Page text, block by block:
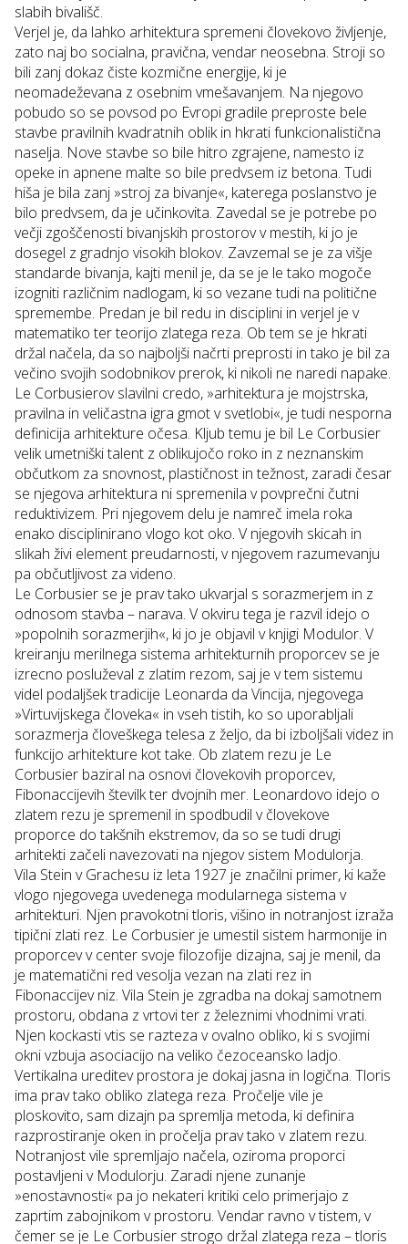
slabih bivališč.
Verjel je, da lahko arhitektura spremeni človekovo življenje,
zato naj bo socialna, pravična, vendar neosebna. Stroji so
bili zanj dokaz čiste kozmične energije, ki je
neomadeževana z osebnim vmešavanjem. Na njegovo
pobudo so se povsod po Evropi gradile preproste bele
stavbe pravilnih kvadratnih oblik in hkrati funkcionalistična
naselja. Nove stavbe so bile hitro zgrajene, namesto iz
opeke in apnene malte so bile predvsem iz betona. Tudi
hiša je bila zanj »stroj za bivanje«, katerega poslanstvo je
bilo predvsem, da je učinkovita. Zavedal se je potrebe po
večji zgoščenosti bivanjskih prostorov v mestih, ki jo je
dosegel z gradnjo visokih blokov. Zavzemal se je za višje
standarde bivanja, kajti menil je, da se je le tako mogoče
izogniti različnim nadlogam, ki so vezane tudi na politične
spremembe. Predan je bil redu in disciplini in verjel je v
matematiko ter teorijo zlatega reza. Ob tem se je hkrati
držal načela, da so najboljši načrti preprosti in tako je bil za
večino svojih sodobnikov prerok, ki nikoli ne naredi napake.
Le Corbusierov slavilni credo, »arhitektura je mojstrska,
pravilna in veličastna igra gmot v svetlobi«, je tudi nesporna
definicija arhitekture očesa. Kljub temu je bil Le Corbusier
velik umetniški talent z oblikujočo roko in z neznanskim
občutkom za snovnost, plastičnost in težnost, zaradi česar
se njegova arhitektura ni spremenila v povprečni čutni
reduktivizem. Pri njegovem delu je namreč imela roka
enako disciplinirano vlogo kot oko. V njegovih skicah in
slikah živi element preudarnosti, v njegovem razumevanju
pa občutljivost za videno.
Le Corbusier se je prav tako ukvarjal s sorazmerjem in z
odnosom stavba – narava. V okviru tega je razvil idejo o
»popolnih sorazmerjih«, ki jo je objavil v knjigi Modulor. V
kreiranju merilnega sistema arhitekturnih proporcev se je
izrecno posluževal z zlatim rezom, saj je v tem sistemu
videl podaljšek tradicije Leonarda da Vincija, njegovega
»Virtuvijskega človeka« in vseh tistih, ko so uporabljali
sorazmerja človeškega telesa z željo, da bi izboljšali videz in
funkcijo arhitekture kot take. Ob zlatem rezu je Le
Corbusier baziral na osnovi človekovih proporcev,
Fibonaccijevih številk ter dvojnih mer. Leonardovo idejo o
zlatem rezu je spremenil in spodbudil v človekove
proporce do takšnih ekstremov, da so se tudi drugi
arhitekti začeli navezovati na njegov sistem Modulorja.
Vila Stein v Grachesu iz leta 1927 je značilni primer, ki kaže
vlogo njegovega uvedenega modularnega sistema v
arhitekturi. Njen pravokotni tloris, višino in notranjost izraža
tipični zlati rez. Le Corbusier je umestil sistem harmonije in
proporcev v center svoje filozofije dizajna, saj je menil, da
je matematični red vesolja vezan na zlati rez in
Fibonaccijev niz. Vila Stein je zgradba na dokaj samotnem
prostoru, obdana z vrtovi ter z železnimi vhodnimi vrati.
Njen kockasti vtis se razteza v ovalno obliko, ki s svojimi
okni vzbuja asociacijo na veliko čezoceansko ladjo.
Vertikalna ureditev prostora je dokaj jasna in logična. Tloris
ima prav tako obliko zlatega reza. Pročelje vile je
ploskovito, sam dizajn pa spremlja metoda, ki definira
razprostiranje oken in pročelja prav tako v zlatem rezu.
Notranjost vile spremljajo načela, oziroma proporci
postavljeni v Modulorju. Zaradi njene zunanje
»enostavnosti« pa jo nekateri kritiki celo primerjajo z
zaprtim zabojnikom v prostoru. Vendar ravno v tistem, v
čemer se je Le Corbusier strogo držal zlatega reza – tloris